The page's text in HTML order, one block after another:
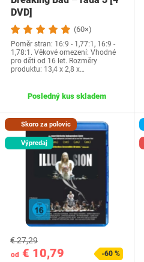
DVD]
(60×)
Poměr stran: 16:9 - 1,77:1, 16:9 -
1,78:1. Věkové omezení: Vhodné
pro děti od 16 let. Rozměry
produktu: 13,4 x 2,8 x…
Posledný kus skladem
Skoro za polovic
Výpredaj
od € 10,79
€ 27,29
-60 %